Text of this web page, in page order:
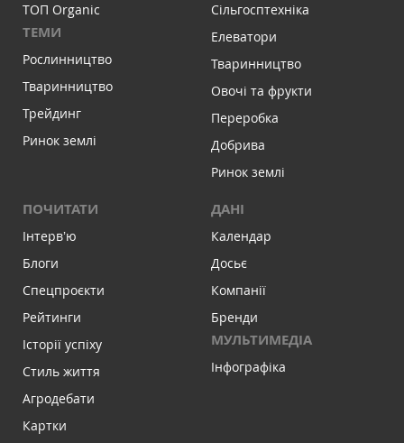
ТОП Organic
ТЕМИ
Рослинництво
Тваринництво
Трейдинг
Ринок землі
Сільгосптехніка
Елеватори
Тваринництво
Овочі та фрукти
Переробка
Добрива
Ринок землі
ПОЧИТАТИ
Інтервʼю
Блоги
Спецпроєкти
Рейтинги
Історії успіху
Стиль життя
Агродебати
Картки
ДАНІ
Календар
Досьє
Компанії
Бренди
МУЛЬТИМЕДІА
Інфографіка